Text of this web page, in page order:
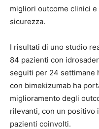
migliori outcome clinici
sicurezza.
I risultati di uno studio
84 pazienti con
seguiti per 24 settimane
con bimekizumab ha
miglioramento degli
rilevanti, con un positivo
pazienti coinvolti.